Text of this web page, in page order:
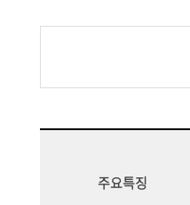
주요특징